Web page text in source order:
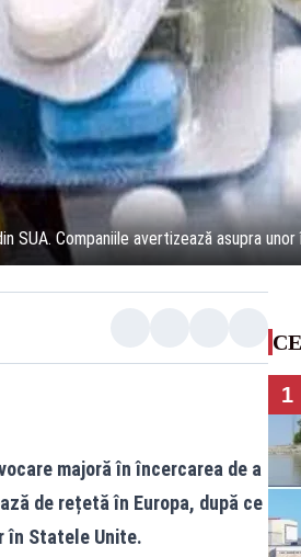
Companiile avertizează asupra unor
majoră în încercarea de a
de rețetă în Europa, după ce
în Statele Unite.
1